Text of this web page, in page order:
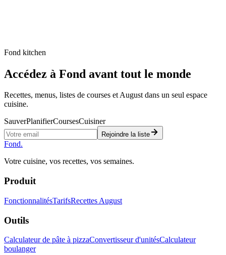
correspondance style-
Fond kitchen
Accédez à Fond avant tout le monde
Recettes, menus, listes de courses et August dans un seul espace
cuisine.
SauverPlanifierCoursesCuisiner
Rejoindre la liste
Fond.
Votre cuisine, vos recettes, vos semaines.
Produit
FonctionnalitésTarifsRecettes August
Outils
Calculateur de pâte à pizzaConvertisseur d'unitésCalculateur
boulanger